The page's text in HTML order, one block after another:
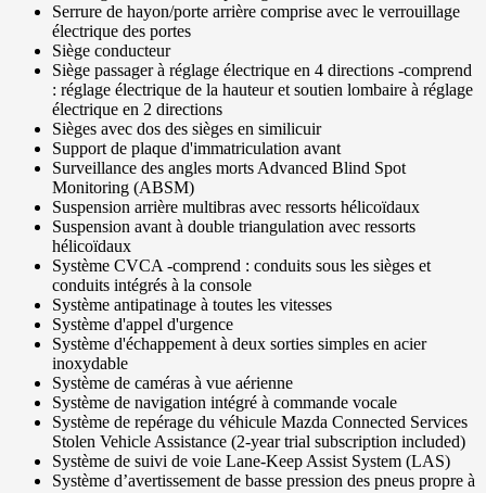
Serrure de hayon/porte arrière comprise avec le verrouillage
électrique des portes
Siège conducteur
Siège passager à réglage électrique en 4 directions -comprend
: réglage électrique de la hauteur et soutien lombaire à réglage
électrique en 2 directions
Sièges avec dos des sièges en similicuir
Support de plaque d'immatriculation avant
Surveillance des angles morts Advanced Blind Spot
Monitoring (ABSM)
Suspension arrière multibras avec ressorts hélicoïdaux
Suspension avant à double triangulation avec ressorts
hélicoïdaux
Système CVCA -comprend : conduits sous les sièges et
conduits intégrés à la console
Système antipatinage à toutes les vitesses
Système d'appel d'urgence
Système d'échappement à deux sorties simples en acier
inoxydable
Système de caméras à vue aérienne
Système de navigation intégré à commande vocale
Système de repérage du véhicule Mazda Connected Services
Stolen Vehicle Assistance (2-year trial subscription included)
Système de suivi de voie Lane-Keep Assist System (LAS)
Système d’avertissement de basse pression des pneus propre à